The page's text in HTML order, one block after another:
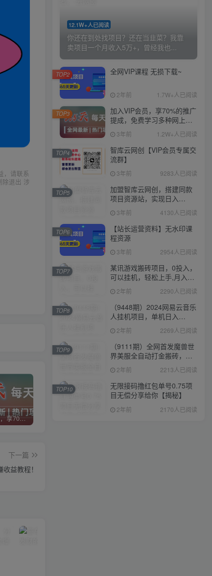
，请联系
除退出 涉
加入VIP会员，享70%的推广提成，免费学习多种网上创业课程，菜鸟秒变大神！
下一篇
益教程！
12.1W+人已阅读
你还在到处找项目？还在当韭菜？我靠
卖项目一个月收入5万+，曾经我也...
全网VIP课程 无损下载~
2年前 1.7W+人已阅读
TOP2
加入VIP会员，享70%的推广
提成，免费学习多种网上创
业课程，菜鸟秒变大神！
3年前 1.2W+人已阅读
TOP3
智库云网创【VIP会员专属交
流群】
3年前 9283人已阅读
TOP4
加盟智库云网创，搭建同款
项目资源站，实现日入
2000+
3年前 4130人已阅读
TOP5
【站长运营资料】无水印课
程资源
3年前 2954人已阅读
TOP6
某讯游戏搬砖项目，0投入，
可以挂机，轻松上手,月入
3000+上不封顶
2年前 2290人已阅读
TOP7
（9448期）2024网易云音乐
人挂机项目，单机日入
150+，无脑月入5000+
2年前 2269人已阅读
TOP8
（9111期）全网首发魔兽世
界美服全自动打金搬砖，日
入1000+，简单好操作，保
姆级教学
2年前 2213人已阅读
TOP9
无限接码撸红包单号0.75项
目无偿分享给你【揭秘】
2年前 2170人已阅读
TOP10